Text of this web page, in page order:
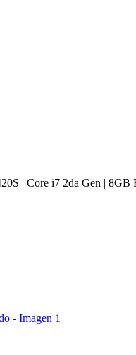
| Core i7 2da Gen |